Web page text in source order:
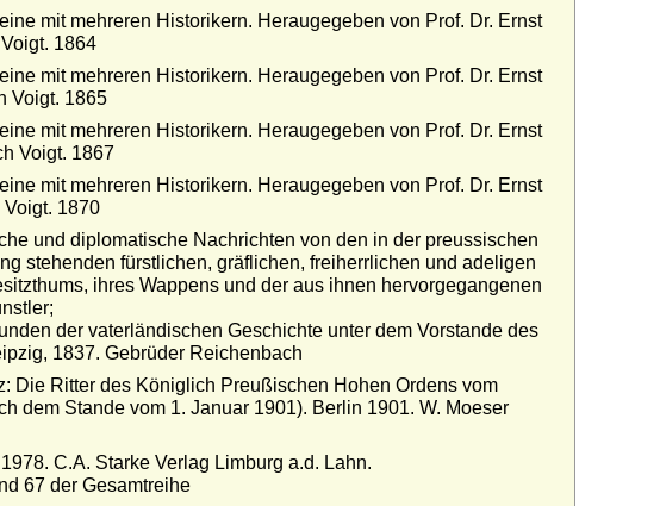
mit mehreren Historikern. Heraugegeben von Prof. Dr. Ernst
1864
mit mehreren Historikern. Heraugegeben von Prof. Dr. Ernst
Voigt. 1865
mit mehreren Historikern. Heraugegeben von Prof. Dr. Ernst
Voigt. 1867
mit mehreren Historikern. Heraugegeben von Prof. Dr. Ernst
1870
und diplomatische Nachrichten von den in der preussischen
stehenden fürstlichen, gräflichen, freiherrlichen und adeligen
ihres Wappens und der aus ihnen hervorgegangenen
der vaterländischen Geschichte unter dem Vorstande des
1837. Gebrüder Reichenbach
Die Ritter des Königlich Preußischen Hohen Ordens vom
dem Stande vom 1. Januar 1901). Berlin 1901. W. Moeser
C.A. Starke Verlag Limburg a.d. Lahn.
67 der Gesamtreihe